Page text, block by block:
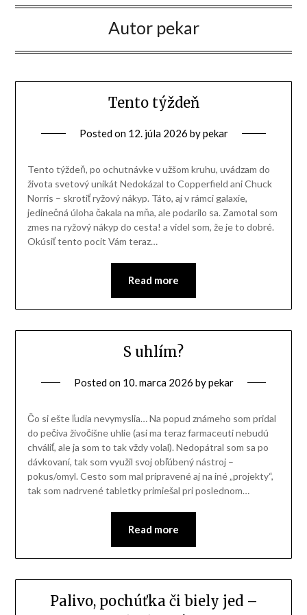
Autor pekar
Tento týždeň
Posted on 12. júla 2026 bypekar
Tento týždeň, po ochutnávke v užšom kruhu, uvádzam do
života svetový unikát Nedokázal to Copperfield ani Chuck
Norris – skrotiť ryžový nákyp. Táto, aj v rámci galaxie,
jedinečná úloha čakala na mňa, ale podarilo sa. Zamotal som
zmes na ryžový nákyp do cesta! a videl som, že je to dobré.
Okúsiť tento pocit Vám teraz…
Read more
S uhlím?
Posted on 10. marca 2026 bypekar
Čo si ešte ľudia nevymyslia… Na popud známeho som pridal
do pečiva živočíšne uhlie (asi ma teraz farmaceuti nebudú
chváliť, ale ja som to tak vždy volal). Nedopátral som sa po
dávkovaní, tak som využil svoj obľúbený nástroj –
pokus/omyl. Cesto som mal pripravené aj na iné „projekty“,
tak som nadrvené tabletky primiešal pri poslednom…
Read more
Palivo, pochúťka či biely jed –